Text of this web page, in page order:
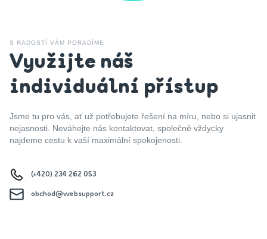
S RADOSTÍ VÁM PORADÍME
Využijte náš
individuální přístup
Jsme tu pro vás, ať už potřebujete řešení na míru, nebo si ujasnit
nejasnosti. Neváhejte nás kontaktovat, společně vždycky
najdeme cestu k vaší maximální spokojenosti.
(+420) 234 262 053
obchod@websupport.cz